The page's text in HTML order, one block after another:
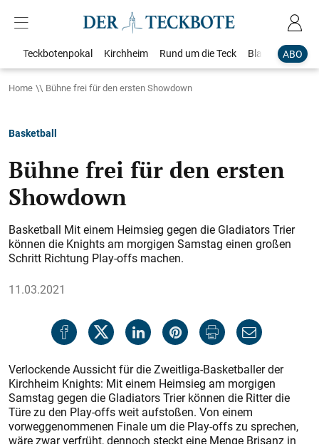
ABO
Teckbotenpokal Kirchheim Rund um die Teck Blaulicht
Home Bühne frei für den ersten Showdown
Basketball
Bühne frei für den ersten
Showdown
Basketball Mit einem Heimsieg gegen die Gladiators Trier
können die Knights am morgigen Samstag einen großen
Schritt Richtung Play-offs machen.
11.03.2021
Verlockende Aussicht für die Zweitliga-Basketballer der
Kirchheim Knights: Mit einem Heimsieg am morgigen
Samstag gegen die Gladiators Trier können die Ritter die
Türe zu den Play-offs weit aufstoßen. Von einem
vorweggenommenen Finale um die Play-offs zu sprechen,
wäre zwar verfrüht, dennoch steckt eine Menge Brisanz in